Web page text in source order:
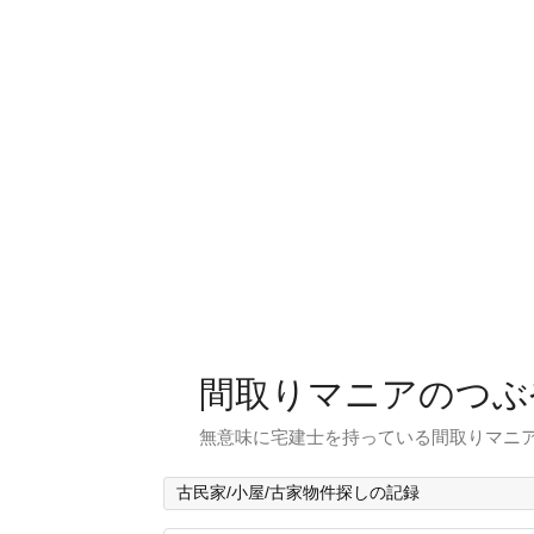
間取りマニアのつ
無意味に宅建士を持っている間取りマニ
古民家/小屋/古家物件探しの記録